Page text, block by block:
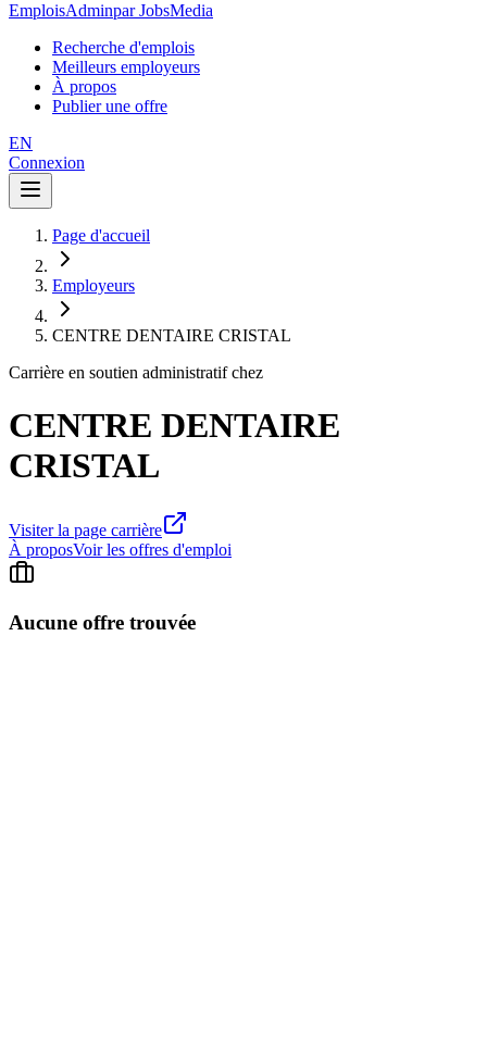
EmploisAdminpar JobsMedia
Recherche d'emplois
Meilleurs employeurs
À propos
Publier une offre
EN
Connexion
Page d'accueil
Employeurs
CENTRE DENTAIRE CRISTAL
Carrière en soutien administratif chez
CENTRE DENTAIRE
CRISTAL
Visiter la page carrière
À proposVoir les offres d'emploi
Aucune offre trouvée